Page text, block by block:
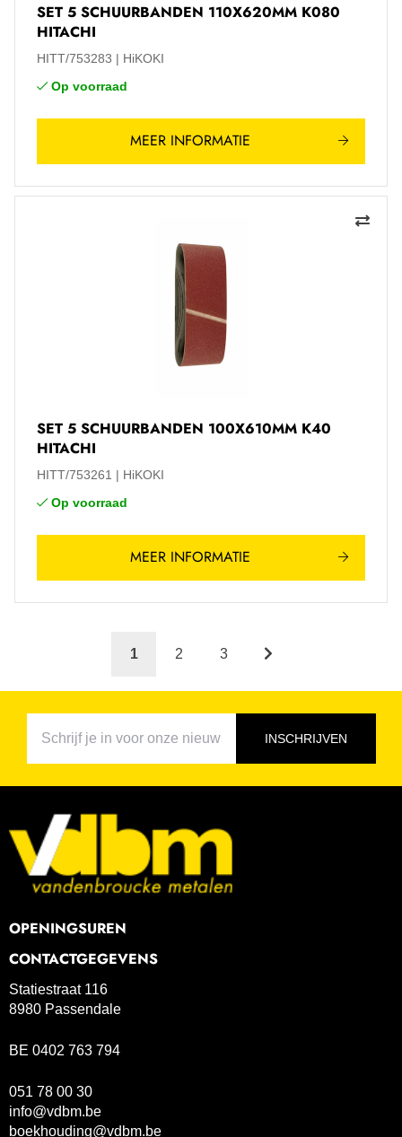
SET 5 SCHUURBANDEN 110X620MM K080
HITACHI
HITT/753283
HiKOKI
Op voorraad
MEER INFORMATIE
SET 5 SCHUURBANDEN 100X610MM K40
HITACHI
HITT/753261
HiKOKI
Op voorraad
MEER INFORMATIE
1 2 3
INSCHRIJVEN
OPENINGSUREN
CONTACTGEGEVENS
Statiestraat 116
8980 Passendale
BE 0402 763 794
051 78 00 30
info@vdbm.be
boekhouding@vdbm.be